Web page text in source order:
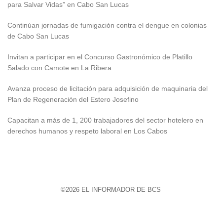
para Salvar Vidas” en Cabo San Lucas
Continúan jornadas de fumigación contra el dengue en colonias
de Cabo San Lucas
Invitan a participar en el Concurso Gastronómico de Platillo
Salado con Camote en La Ribera
Avanza proceso de licitación para adquisición de maquinaria del
Plan de Regeneración del Estero Josefino
Capacitan a más de 1, 200 trabajadores del sector hotelero en
derechos humanos y respeto laboral en Los Cabos
©2026 EL INFORMADOR DE BCS